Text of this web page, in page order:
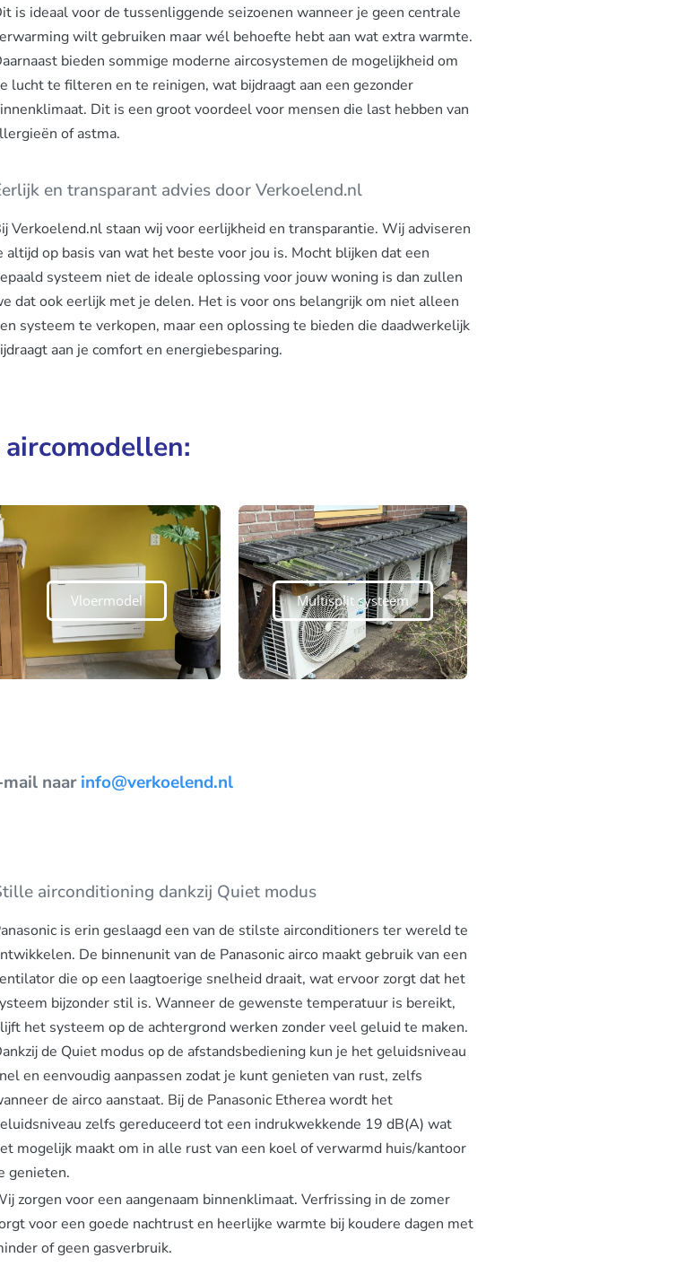
is ideaal voor de tussenliggende seizoenen wanneer je geen centrale
wilt gebruiken maar wél behoefte hebt aan wat extra warmte.
bieden sommige moderne aircosystemen de mogelijkheid om
lucht te filteren en te reinigen, wat bijdraagt aan een gezonder
Dit is een groot voordeel voor mensen die last hebben van
of astma.
en transparant advies door Verkoelend.nl
Verkoelend.nl staan wij voor eerlijkheid en transparantie. Wij adviseren
altijd op basis van wat het beste voor jou is. Mocht blijken dat een
systeem niet de ideale oplossing voor jouw woning is dan zullen
dat ook eerlijk met je delen. Het is voor ons belangrijk om niet alleen
systeem te verkopen, maar een oplossing te bieden die daadwerkelijk
aan je comfort en energiebesparing.
aircomodellen:
Vloermodel Multisplit systeem
naarinfo@verkoelend.nl
airconditioning dankzij Quiet modus
is erin geslaagd een van de stilste airconditioners ter wereld te
De binnenunit van de Panasonic airco maakt gebruik van een
die op een laagtoerige snelheid draait, wat ervoor zorgt dat het
bijzonder stil is. Wanneer de gewenste temperatuur is bereikt,
het systeem op de achtergrond werken zonder veel geluid te maken.
de Quiet modus op de afstandsbediening kun je het geluidsniveau
en eenvoudig aanpassen zodat je kunt genieten van rust, zelfs
de airco aanstaat. Bij de Panasonic Etherea wordt het
zelfs gereduceerd tot een indrukwekkende 19 dB(A) wat
mogelijk maakt om in alle rust van een koel of verwarmd huis/kantoor
genieten.
zorgen voor een aangenaam binnenklimaat. Verfrissing in de zomer
voor een goede nachtrust en heerlijke warmte bij koudere dagen met
of geen gasverbruik.